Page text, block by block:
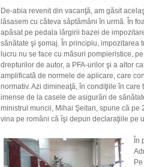
De-abia revenit din vacanţă, am găsit
lăsasem cu câteva săptămâni în urmă. În
apăsat pe pedala lărgirii bazei de
sănătate şi şomaj. În principiu, impozitarea
lucru nu se face cu măsuri pompieristice,
drepturilor de autor, a PFA-urilor şi a altor
amplificată de normele de aplicare, care
normativ. Azi dimineaţă, în condiţiile în
imense de la casele de asigurări de
ministrul muncii, Mihai Şeitan, spune că
vina pe români că îşi depun declaraţiile pe
În